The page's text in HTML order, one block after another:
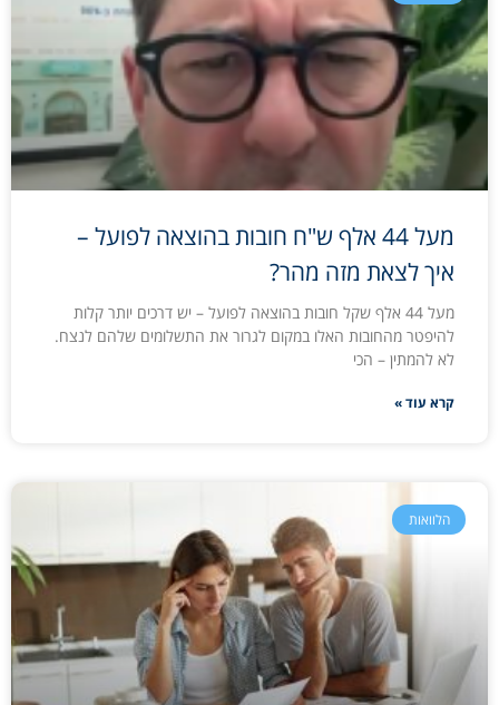
מעל 44 אלף ש"ח חובות בהוצאה לפועל –
איך לצאת מזה מהר?
מעל 44 אלף שקל חובות בהוצאה לפועל – יש דרכים יותר קלות
להיפטר מהחובות האלו במקום לגרור את התשלומים שלהם לנצח.
לא להמתין – הכי
קרא עוד »
הלוואות